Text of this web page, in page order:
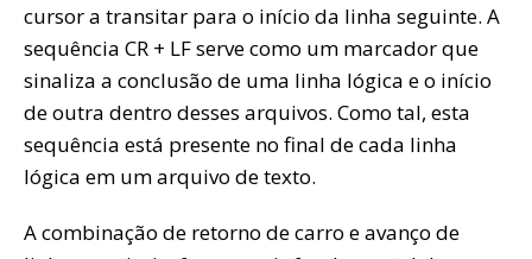
cursor a transitar para o início da linha seguinte. A
sequência CR + LF serve como um marcador que
sinaliza a conclusão de uma linha lógica e o início
de outra dentro desses arquivos. Como tal, esta
sequência está presente no final de cada linha
lógica em um arquivo de texto.
A combinação de retorno de carro e avanço de